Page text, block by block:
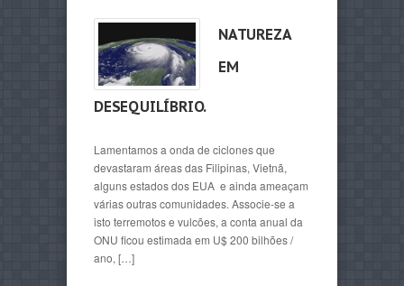
NATUREZA
EM
DESEQUILÍBRIO.
Lamentamos a onda de ciclones que
devastaram áreas das Filipinas, Vietnã,
alguns estados dos EUA e ainda ameaçam
várias outras comunidades. Associe-se a
isto terremotos e vulcões, a conta anual da
ONU ficou estimada em U$ 200 bilhões /
ano, […]